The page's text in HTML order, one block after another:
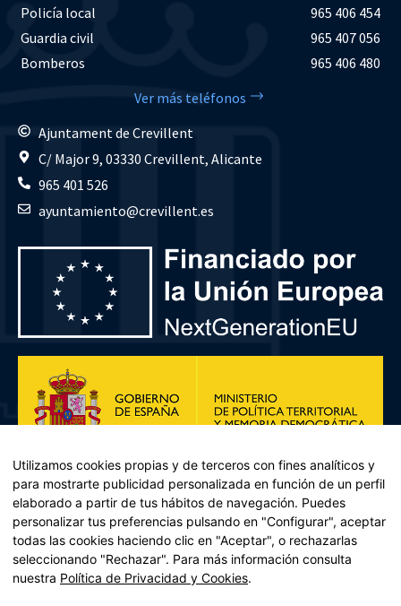
Policía local
965 406 454
Guardia civil
965 407 056
Bomberos
965 406 480
Ver más teléfonos
Ajuntament de Crevillent
C/ Major 9, 03330 Crevillent, Alicante
965 401 526
ayuntamiento@crevillent.es
Plan de Recuperación, Transformación y Resiliencia – Financiado por
Utilizamos cookies propias y de terceros con fines analíticos y
para mostrarte publicidad personalizada en función de un perfil
elaborado a partir de tus hábitos de navegación. Puedes
personalizar tus preferencias pulsando en "Configurar", aceptar
todas las cookies haciendo clic en "Aceptar", o rechazarlas
seleccionando "Rechazar". Para más información consulta
nuestra Política de Privacidad y Cookies.